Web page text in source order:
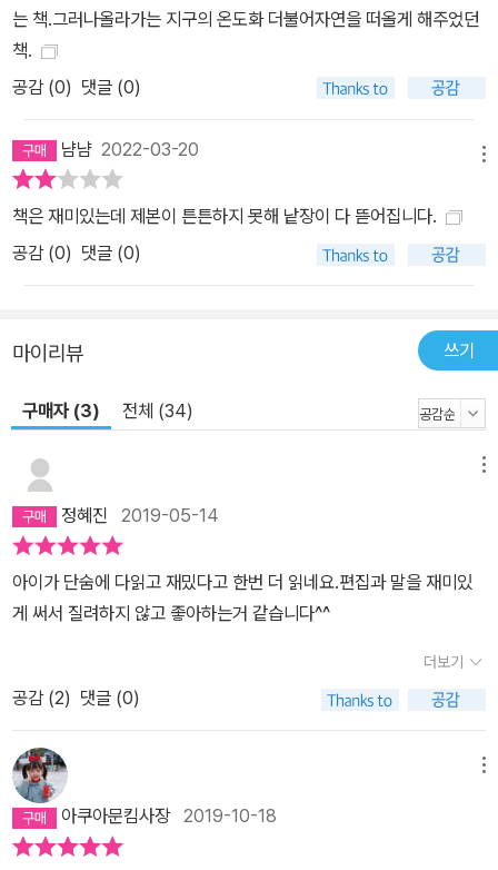
는 책.그러나올라가는 지구의 온도화 더불어자연을 떠올게 해주었던
책.
공감 (0) 댓글 (0)
냠냠 2022-03-20
책은 재미있는데 제본이 튼튼하지 못해 낱장이 다 뜯어집니다.
공감 (0) 댓글 (0)
마이리뷰 쓰기
구매자 (3) 전체 (34)
정혜진 2019-05-14
아이가 단숨에 다읽고 재밌다고 한번 더 읽네요.편집과 말을 재미있
게 써서 질려하지 않고 좋아하는거 같습니다^^
더보기
공감 (2) 댓글 (0)
아쿠아문킴사장2019-10-18